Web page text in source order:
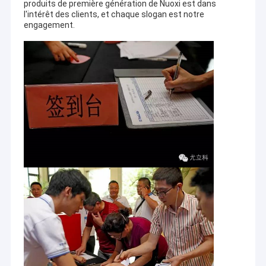
Maison
Produits
Au sujet de nous
produits de première génération de Nuoxi est dans
l'intérêt des clients, et chaque slogan est notre
engagement.
Profil d'entreprise
Fondés en 2005, de nos jours nous avons 23 filiales large
national, plus de 500 qualifiés et employés expérimentés, avec
un volume de ventes annuelles plus de 25 millions d'USD. Avec la